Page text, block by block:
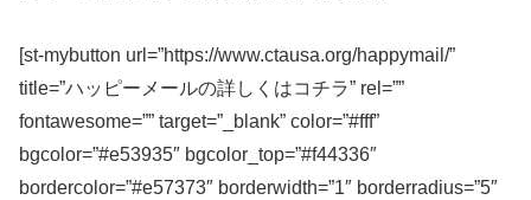
[st-mybutton url=”https://www.ctausa.org/happymail/”
title=”ハッピーメールの詳しくはコチラ” rel=””
fontawesome=”” target=”_blank” color=”#fff”
bgcolor=”#e53935″ bgcolor_top=”#f44336″
bordercolor=”#e57373″ borderwidth=”1″ borderradius=”5″